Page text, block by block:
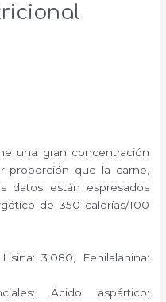
una gran concentración
proporción que la carne,
datos están espresados
de 350 calorías/100
3.080, Fenilalanina:
Ácido aspártico: